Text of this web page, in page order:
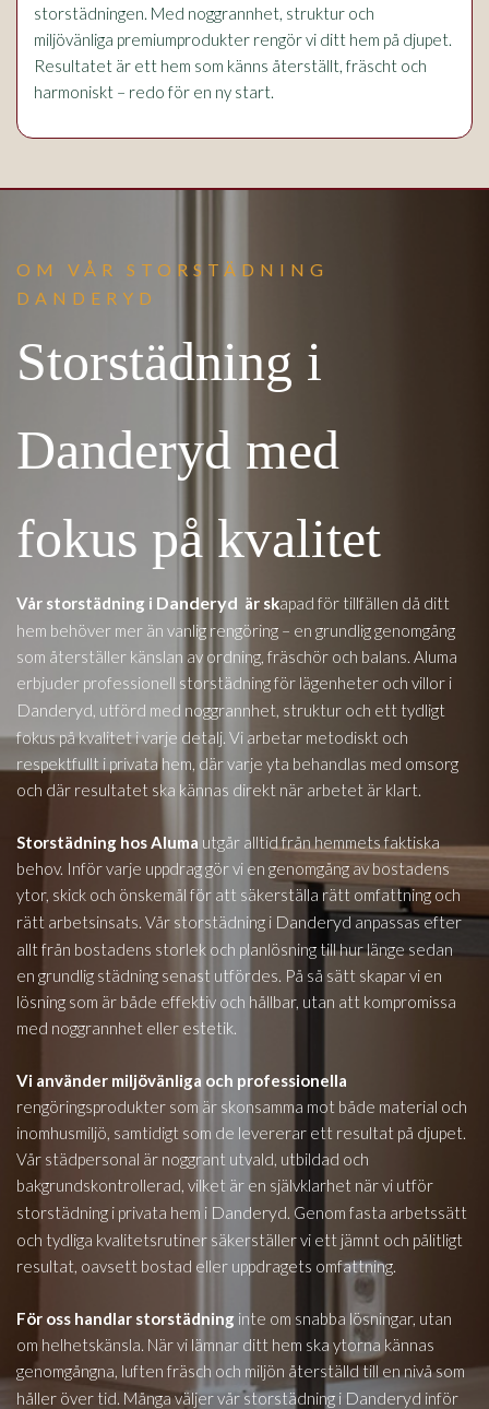
storstädningen. Med noggrannhet, struktur och
miljövänliga premiumprodukter rengör vi ditt hem på djupet.
Resultatet är ett hem som känns återställt, fräscht och
harmoniskt – redo för en ny start.
OM VÅR STORSTÄDNING
DANDERYD
Storstädning i
Danderyd med
fokus på kvalitet
Vår storstädning i Danderyd är skapad för tillfällen då ditt
hem behöver mer än vanlig rengöring – en grundlig genomgång
som återställer känslan av ordning, fräschör och balans. Aluma
erbjuder professionell storstädning för lägenheter och villor i
Danderyd , utförd med noggrannhet, struktur och ett tydligt
fokus på kvalitet i varje detalj. Vi arbetar metodiskt och
respektfullt i privata hem, där varje yta behandlas med omsorg
och där resultatet ska kännas direkt när arbetet är klart.
Storstädning hos Aluma utgår alltid från hemmets faktiska
behov. Inför varje uppdrag gör vi en genomgång av bostadens
ytor, skick och önskemål för att säkerställa rätt omfattning och
rätt arbetsinsats. Vår storstädning i Danderyd anpassas efter
allt från bostadens storlek och planlösning till hur länge sedan
en grundlig städning senast utfördes. På så sätt skapar vi en
lösning som är både effektiv och hållbar, utan att kompromissa
med noggrannhet eller estetik.
Vi använder miljövänliga och professionella
rengöringsprodukter som är skonsamma mot både material och
inomhusmiljö, samtidigt som de levererar ett resultat på djupet.
Vår städpersonal är noggrant utvald, utbildad och
bakgrundskontrollerad, vilket är en självklarhet när vi utför
storstädning i privata hem i Danderyd . Genom fasta arbetssätt
och tydliga kvalitetsrutiner säkerställer vi ett jämnt och pålitligt
resultat, oavsett bostad eller uppdragets omfattning.
För oss handlar storstädning inte om snabba lösningar, utan
om helhetskänsla. När vi lämnar ditt hem ska ytorna kännas
genomgångna, luften fräsch och miljön återställd till en nivå som
håller över tid. Många väljer vår storstädning i Danderyd inför